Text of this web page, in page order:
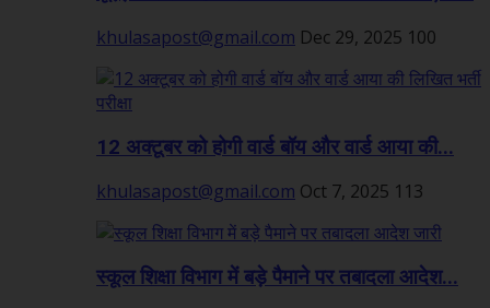
khulasapost@gmail.com Dec 29, 2025 100
12 अक्टूबर को होगी वार्ड बॉय और वार्ड आया की...
khulasapost@gmail.com Oct 7, 2025 113
स्कूल शिक्षा विभाग में बड़े पैमाने पर तबादला आदेश...